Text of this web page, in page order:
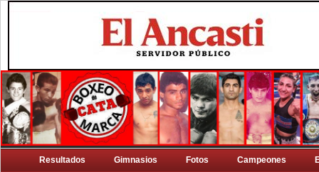
Resultados Gimnasios Fotos Campeones